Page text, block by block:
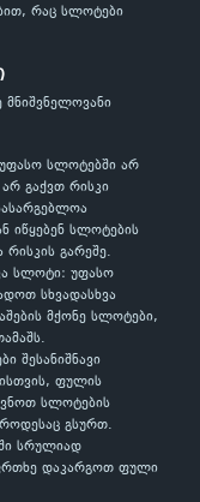
რაც სლოტები
მნიშვნელოვანი
სლოტებში არ
გაქვთ რისკი
იწყებენ სლოტების
გარეშე.
სლოტი: უფასო
სხვადასხვა
მქონე სლოტები,
შესანიშნავი
ფულის
სლოტების
გსურთ.
სრულიად
დაკარგოთ ფული